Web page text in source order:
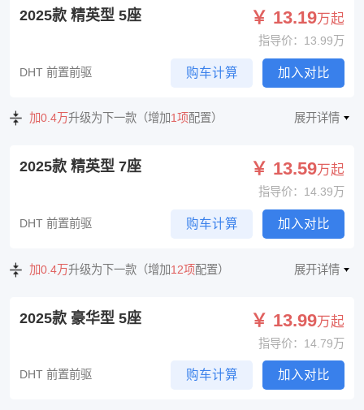
2025款 精英型 5座 ￥ 13.19万起
指导价：13.99万
DHT 前置前驱 购车计算 加入对比
加0.4万升级为下一款（增加1项配置） 展开详情
2025款 精英型 7座 ￥ 13.59万起
指导价：14.39万
DHT 前置前驱 购车计算 加入对比
加0.4万升级为下一款（增加12项配置） 展开详情
2025款 豪华型 5座 ￥ 13.99万起
指导价：14.79万
DHT 前置前驱 购车计算 加入对比